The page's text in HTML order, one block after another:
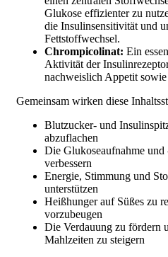
Glukose effizienter zu
die Insulinsensitivität und
Fettstoffwechsel.
Chrompicolinat: Ein
Aktivität der
nachweislich Appetit
Gemeinsam wirken diese
Blutzucker- und
abzuflachen
Die Glukoseaufnahme
verbessern
Energie, Stimmung und
unterstützen
Heißhunger auf Süßes zu
vorzubeugen
Die Verdauung zu fördern
Mahlzeiten zu steigern